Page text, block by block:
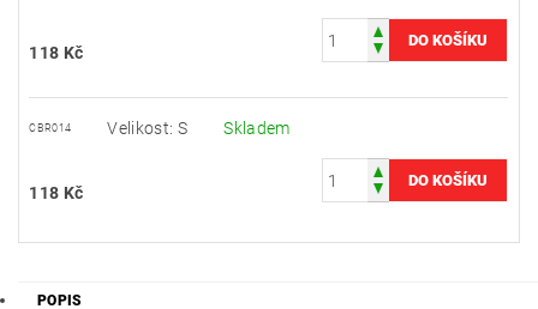
118 Kč
CBR014 Velikost: S Skladem
118 Kč
POPIS